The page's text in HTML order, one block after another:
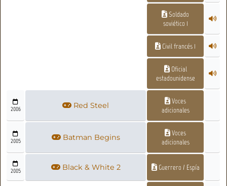
Soldado
soviético 1
Civil francés 1
Oficial
estadounidense
2006 Red Steel
Voces
adicionales
2005 Batman Begins
Voces
adicionales
2005 Black & White 2 Guerrero / Espía